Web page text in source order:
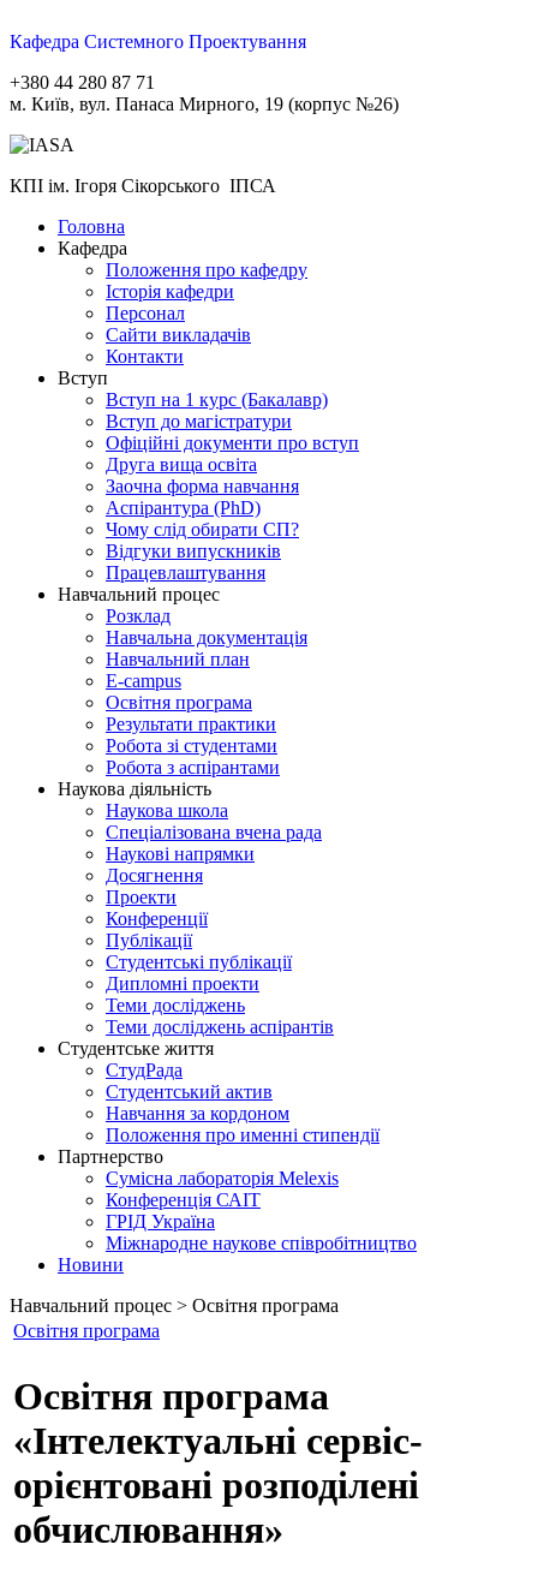
Кафедра Системного Проектування
+380 44 280 87 71
м. Київ, вул. Панаса Мирного, 19 (корпус №26)
КПІ ім. Ігоря Сікорського ІПСА
Головна
Кафедра
Положення про кафедру
Історія кафедри
Персонал
Сайти викладачів
Контакти
Вступ
Вступ на 1 курс (Бакалавр)
Вступ до магістратури
Офіційні документи про вступ
Друга вища освіта
Заочна форма навчання
Aспірантура (PhD)
Чому слід обирати СП?
Відгуки випускників
Працевлаштування
Навчальний процес
Розклад
Навчальна документація
Навчальний план
E-campus
Освітня програма
Результати практики
Робота зі студентами
Робота з аспірантами
Наукова діяльність
Наукова школа
Спеціалізована вчена рада
Наукові напрямки
Досягнення
Проекти
Конференції
Публікації
Студентські публікації
Дипломні проекти
Теми досліджень
Теми досліджень аспірантів
Студентське життя
СтудРада
Студентський актив
Навчання за кордоном
Положення про именні стипендії
Партнерство
Сумісна лабораторія Melexis
Конференція САІТ
ГРІД Україна
Міжнародне наукове співробітництво
Новини
Навчальний процес > Освітня програма
Освітня програма
Освітня програма
«Інтелектуальні сервіс-
орієнтовані розподілені
обчислювання»